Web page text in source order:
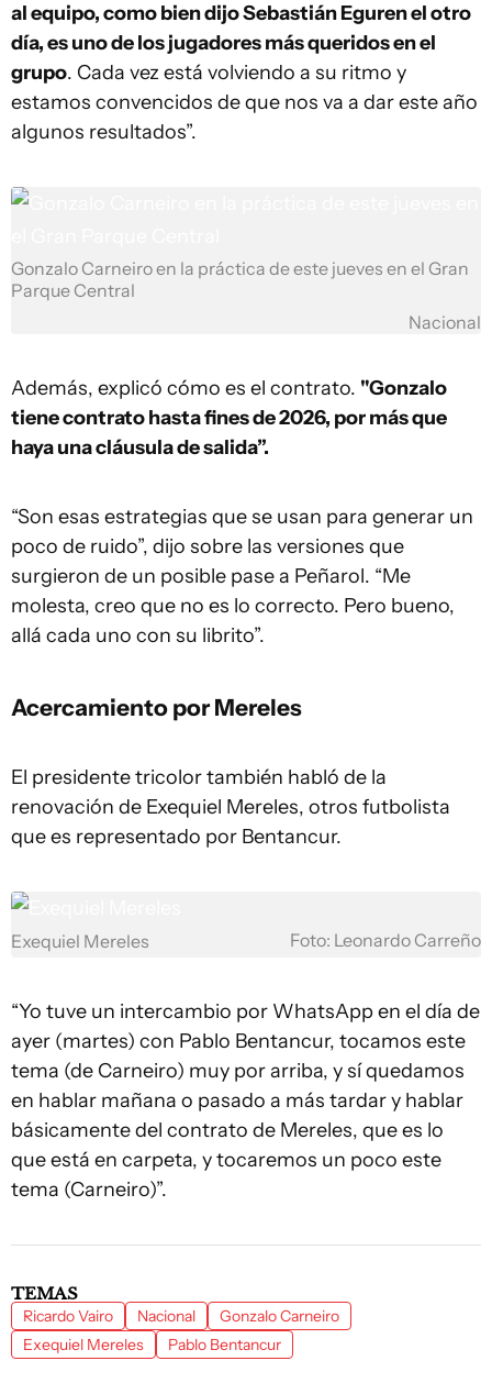
al equipo, como bien dijo Sebastián Eguren el otro
día, es uno de los jugadores más queridos en el
grupo. Cada vez está volviendo a su ritmo y
estamos convencidos de que nos va a dar este año
algunos resultados”.
Gonzalo Carneiro en la práctica de este jueves en el Gran
Parque Central
Nacional
Además, explicó cómo es el contrato. "Gonzalo
tiene contrato hasta fines de 2026, por más que
haya una cláusula de salida”.
“Son esas estrategias que se usan para generar un
poco de ruido”, dijo sobre las versiones que
surgieron de un posible pase a Peñarol. “Me
molesta, creo que no es lo correcto. Pero bueno,
allá cada uno con su librito”.
Acercamiento por Mereles
El presidente tricolor también habló de la
renovación de Exequiel Mereles, otros futbolista
que es representado por Bentancur.
Exequiel Mereles Foto: Leonardo Carreño
“Yo tuve un intercambio por WhatsApp en el día de
ayer (martes) con Pablo Bentancur, tocamos este
tema (de Carneiro) muy por arriba, y sí quedamos
en hablar mañana o pasado a más tardar y hablar
básicamente del contrato de Mereles, que es lo
que está en carpeta, y tocaremos un poco este
tema (Carneiro)”.
TEMAS
Ricardo Vairo Nacional
Gonzalo Carneiro
Exequiel Mereles
Pablo Bentancur